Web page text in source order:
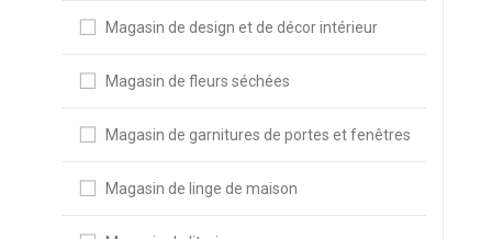
Magasin de design et de décor intérieur
Magasin de fleurs séchées
Magasin de garnitures de portes et fenêtres
Magasin de linge de maison